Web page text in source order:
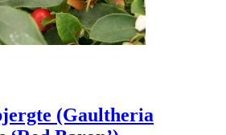
(Gaultheria